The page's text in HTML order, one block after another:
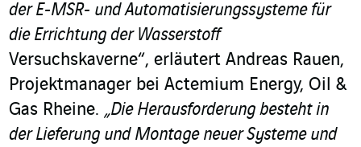
der E-MSR- und Automatisierungssysteme für
die Errichtung der Wasserstoff
Versuchskaverne“, erläutert Andreas Rauen,
Projektmanager bei Actemium Energy, Oil &
Gas Rheine. „Die Herausforderung besteht in
der Lieferung und Montage neuer Systeme und